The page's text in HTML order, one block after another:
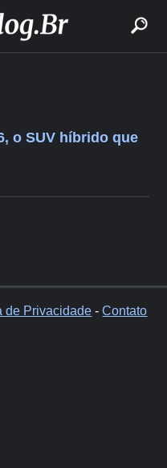
o SUV híbrido que
de Privacidade -Contato